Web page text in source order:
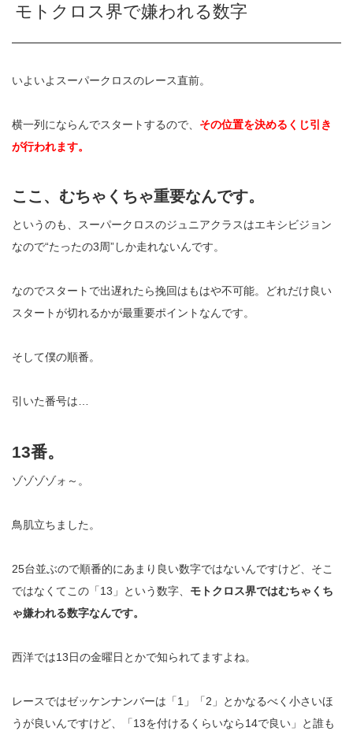
モトクロス界で嫌われる数字
いよいよスーパークロスのレース直前。
横一列にならんでスタートするので、 その位置を決めるくじ引き
が行われます。
ここ、むちゃくちゃ重要なんです。
というのも、スーパークロスのジュニアクラスはエキシビジョン
なので“たったの3周”しか走れないんです。
なのでスタートで出遅れたら挽回はもはや不可能。どれだけ良い
スタートが切れるかが最重要ポイントなんです。
そして僕の順番。
引いた番号は
13番。
ゾゾゾゾォ～。
鳥肌立ちました。
25台並ぶので順番的にあまり良い数字ではないんですけど、そこ
ではなくてこの「13 」という数字、 モトクロス界ではむちゃくち
ゃ嫌われる数字なんです。
西洋では13日の金曜日とかで知られてますよね。
レースではゼッケンナンバーは「1 」「2 」とかなるべく小さいほ
うが良いんですけど、「13を付けるくらいなら14で良い」と誰も